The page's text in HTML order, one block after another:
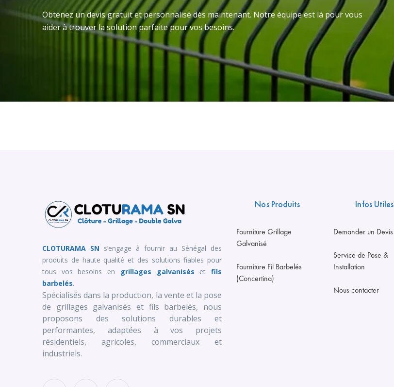
Obtenez un devis gratuit et personnalisé dès maintenant. Notre équipe est là pour vous
aider à trouver la solution parfaite pour vos besoins.
CLOTURAMA SN s’engage à fournir au Sénégal des
produits de haute qualité et des solutions fiables pour
tous vos besoins en
grillages galvanisés etfils
barbelés.
Spécialisés dans la production, la vente et la pose
de grillages galvanisés et fils barbelés, nous
proposons des solutions durables et
performantes, adaptées à vos projets
résidentiels, agricoles, commerciaux et
industriels.
Nos Produits
Fourniture Grillage
Galvanisé
Fourniture Fil Barbelés
(Concertina)
Infos Utiles
Demander un Devis
Service de Pose &
Installation
Nous contacter